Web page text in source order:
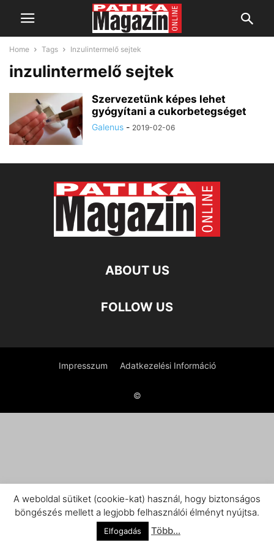
Home Tags Inzulintermelő sejtek
inzulintermelő sejtek
Szervezetünk képes lehet
gyógyítani a cukorbetegséget
Galenus - 2019-02-06
ABOUT US
FOLLOW US
Impresszum Adatkezelési Információ
©
A weboldal sütiket (cookie-kat) használ, hogy biztonságos
böngészés mellett a legjobb felhasználói élményt nyújtsa.
Elfogadás Több...